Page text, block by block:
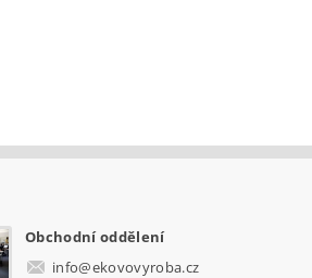
Obchodní oddělení
info@ekovovyroba.cz